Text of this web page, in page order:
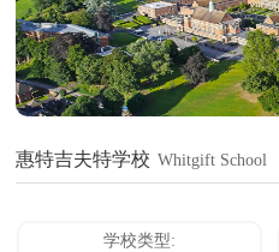
惠特吉夫特学校 Whitgift School
学校类型: